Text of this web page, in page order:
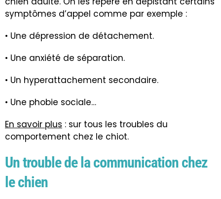
symptômes d’appel comme par exemple :
• Une dépression de détachement.
• Une anxiété de séparation.
• Un hyperattachement secondaire.
• Une phobie sociale…
En savoir plus : sur tous les troubles du
comportement chez le chiot.
Un trouble de la communication chez
le chien